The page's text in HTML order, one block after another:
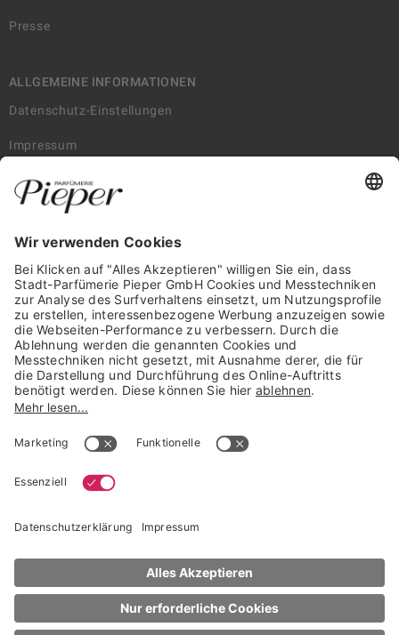
Presse
ALLGEMEINE INFORMATIONEN
Datenschutz-Einstellungen
Impressum
AGB
Datenschutzerklärung
Widerrufsbelehrung
AGB für die Gutscheinkarte
Informationen zur Barrierefreiheit
WIDERRUF ERKLÄREN
Trusted Shops Mitglied seit 2010